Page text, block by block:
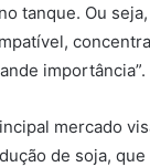
tanque. Ou
importância”.
mercado
de soja, que